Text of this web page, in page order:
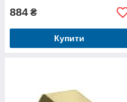
884 ₴
Купити